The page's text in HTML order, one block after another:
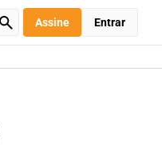
Assine Entrar